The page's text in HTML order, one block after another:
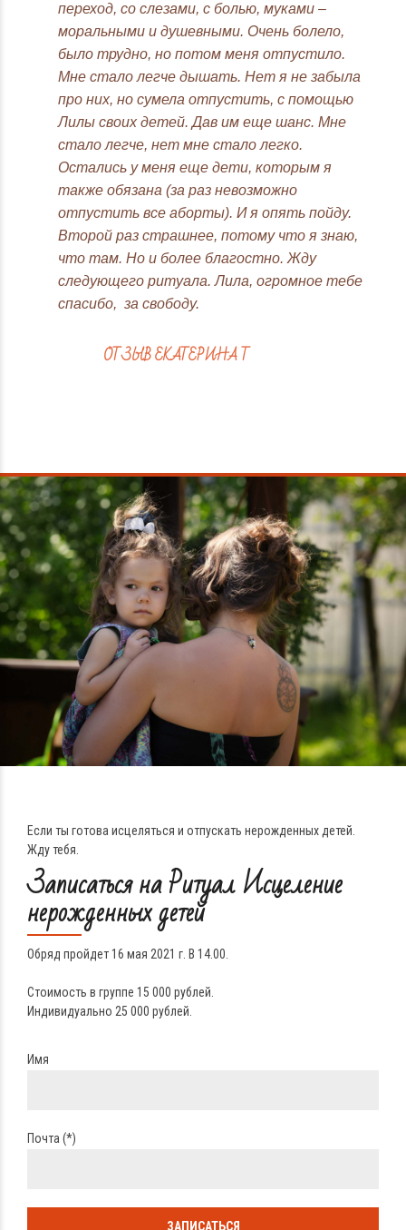
переход, со слезами, с болью, муками –
моральными и душевными. Очень болело,
было трудно, но потом меня отпустило.
Мне стало легче дышать. Нет я не забыла
про них, но сумела отпустить, с помощью
Лилы своих детей. Дав им еще шанс. Мне
стало легче, нет мне стало легко.
Остались у меня еще дети, которым я
также обязана (за раз невозможно
отпустить все аборты). И я опять пойду.
Второй раз страшнее, потому что я знаю,
что там. Но и более благостно. Жду
следующего ритуала. Лила, огромное тебе
спасибо, за свободу.
ОТЗЫВ ЕКАТЕРИНА Т
Если ты готова исцеляться и отпускать нерожденных детей.
Жду тебя.
Записаться на Ритуал Исцеление
нерожденных детей
Обряд пройдет 16 мая 2021 г. В 14.00.
Стоимость в группе 15 000 рублей.
Индивидуально 25 000 рублей.
Имя
Почта (*)